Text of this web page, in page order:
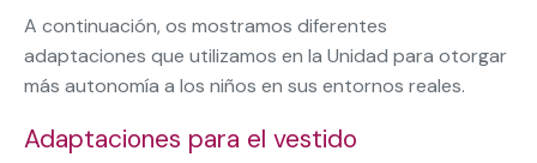
A continuación, os mostramos diferentes
adaptaciones que utilizamos en la Unidad para otorgar
más autonomía a los niños en sus entornos reales.
Adaptaciones para el vestido